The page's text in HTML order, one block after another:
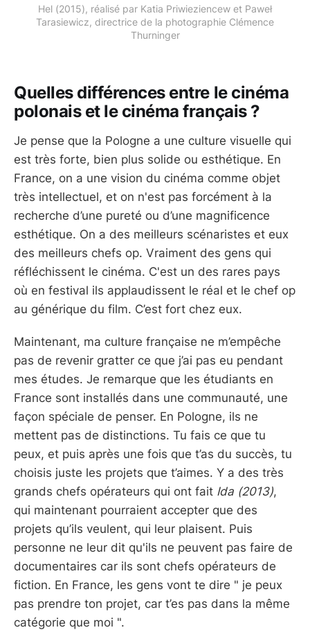
Hel (2015), réalisé par Katia Priwieziencew et Paweł
Tarasiewicz, directrice de la photographie Clémence
Thurninger
Quelles différences entre le cinéma
polonais et le cinéma français ?
Je pense que la Pologne a une culture visuelle qui
est très forte, bien plus solide ou esthétique. En
France, on a une vision du cinéma comme objet
très intellectuel, et on n'est pas forcément à la
recherche d’une pureté ou d’une magnificence
esthétique. On a des meilleurs scénaristes et eux
des meilleurs chefs op. Vraiment des gens qui
réfléchissent le cinéma. C'est un des rares pays
où en festival ils applaudissent le réal et le chef op
au générique du film. C’est fort chez eux.
Maintenant, ma culture française ne m’empêche
pas de revenir gratter ce que j’ai pas eu pendant
mes études. Je remarque que les étudiants en
France sont installés dans une communauté, une
façon spéciale de penser. En Pologne, ils ne
mettent pas de distinctions. Tu fais ce que tu
peux, et puis après une fois que t’as du succès, tu
choisis juste les projets que t’aimes. Y a des très
grands chefs opérateurs qui ont fait Ida (2013),
qui maintenant pourraient accepter que des
projets qu’ils veulent, qui leur plaisent. Puis
personne ne leur dit qu'ils ne peuvent pas faire de
documentaires car ils sont chefs opérateurs de
fiction. En France, les gens vont te dire " je peux
pas prendre ton projet, car t’es pas dans la même
catégorie que moi ".